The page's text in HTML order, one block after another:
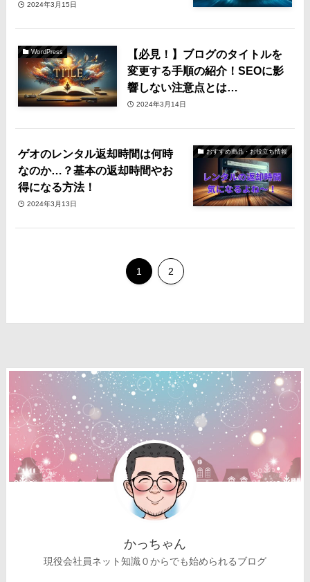
2024年3月15日
WordPress
【必見！】ブログのタイトルを
変更する手順の紹介！SEOに影
響しない注意点とは…
2024年3月14日
おすすめ商品・お役立ち情報
ゲオのレンタル返却時間は何時
なのか…？基本の返却時間やお
得になる方法！
2024年3月13日
1 2
かっちゃん
現役会社員ネット知識０からでも始められるブログ